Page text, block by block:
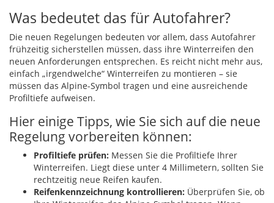
Was bedeutet das für Autofahrer?
Die neuen Regelungen bedeuten vor allem, dass Autofahrer
frühzeitig sicherstellen müssen, dass ihre Winterreifen den
neuen Anforderungen entsprechen. Es reicht nicht mehr aus,
einfach „irgendwelche“ Winterreifen zu montieren – sie
müssen das Alpine-Symbol tragen und eine ausreichende
Profiltiefe aufweisen.
Hier einige Tipps, wie Sie sich auf die neue
Regelung vorbereiten können:
Profiltiefe prüfen: Messen Sie die Profiltiefe Ihrer
Winterreifen. Liegt diese unter 4 Millimetern, sollten Sie
rechtzeitig neue Reifen kaufen.
Reifenkennzeichnung kontrollieren: Überprüfen Sie, ob